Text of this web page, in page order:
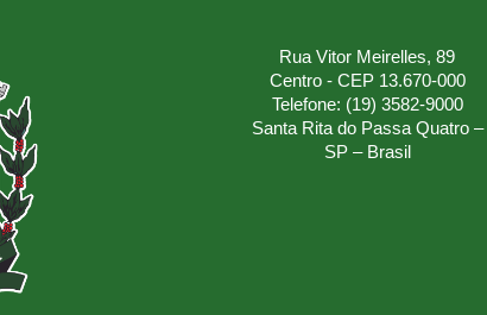
Rua Vitor Meirelles, 89
Centro - CEP 13.670-000
Telefone: (19) 3582-9000
Santa Rita do Passa Quatro –
SP – Brasil